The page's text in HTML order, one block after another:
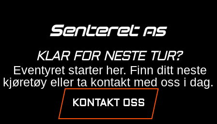
KLAR FOR NESTE TUR?
Eventyret starter her. Finn ditt neste
kjøretøy eller ta kontakt med oss i dag.
KONTAKT OSS